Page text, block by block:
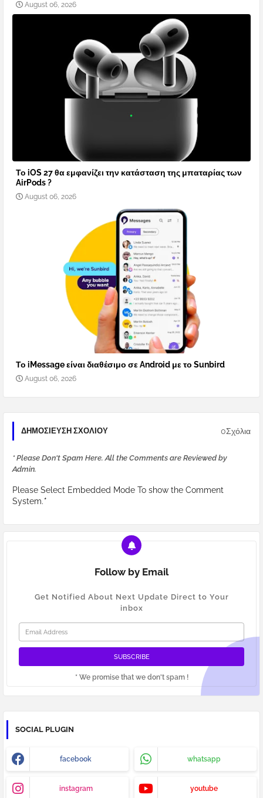
August 06, 2026
Το iOS 27 θα εμφανίζει την κατάσταση της μπαταρίας των
AirPods ?
August 06, 2026
Το iMessage είναι διαθέσιμο σε Android με το Sunbird
August 06, 2026
ΔΗΜΟΣΊΕΥΣΗ ΣΧΟΛΊΟΥ 0Σχόλια
* Please Don't Spam Here. All the Comments are Reviewed by
Admin.
Please Select Embedded Mode To show the Comment
System.*
Follow by Email
Get Notified About Next Update Direct to Your
inbox
* We promise that we don't spam !
SOCIAL PLUGIN
facebook whatsapp
instagram youtube